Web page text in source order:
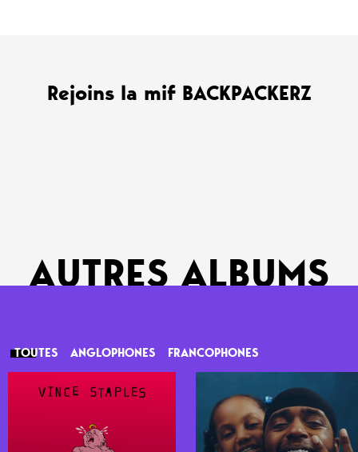
Rejoins la mif BACKPACKERZ
AUTRES ALBUMS
TOUTES ANGLOPHONES FRANCOPHONES